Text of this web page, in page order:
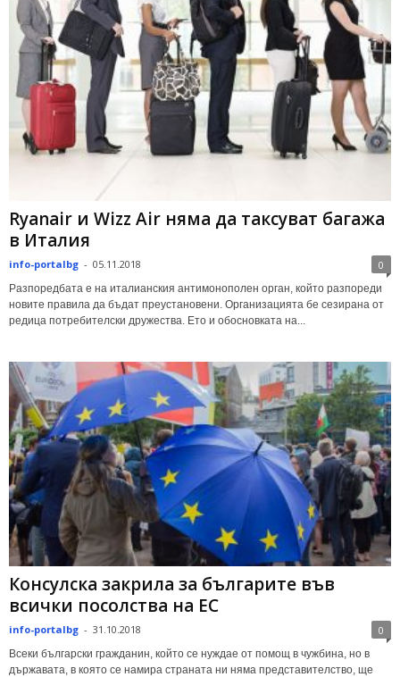
Ryanair и Wizz Air няма да таксуват багажа
в Италия
info-portalbg - 05.11.2018 0
Разпоредбата е на италианския антимонополен орган, който разпореди
новите правила да бъдат преустановени. Организацията бе сезирана от
редица потребителски дружества. Ето и обосновката на...
Консулска закрила за българите във
всички посолства на ЕС
info-portalbg - 31.10.2018 0
Всеки български гражданин, който се нуждае от помощ в чужбина, но в
държавата, в която се намира страната ни няма представителство, ще